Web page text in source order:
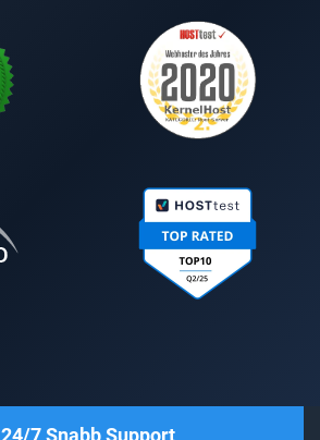
24/7 Snabb Support